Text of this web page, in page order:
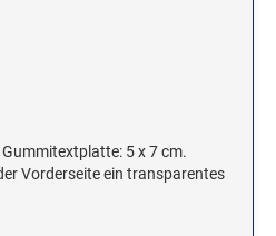
5 x 7 cm.
Vorderseite ein transparentes